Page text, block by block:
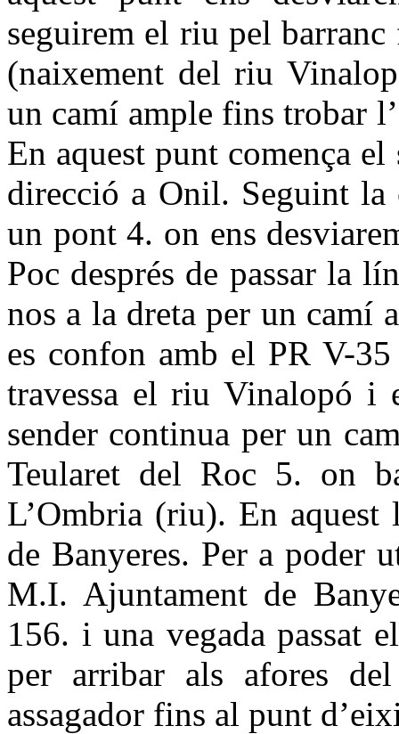
seguirem el riu pel
(naixement del riu
un camí ample fins trobar
En aquest punt comença
direcció a Onil. Seguint la
un pont 4. on ens
Poc després de passar la
nos a la dreta per un camí
es confon amb el PR V-
travessa el riu Vinalopó i
sender continua per un
Teularet del Roc 5. on
L’Ombria (riu). En aquest
de Banyeres. Per a poder
M.I. Ajuntament de
156. i una vegada passat
per arribar als afores
assagador fins al punt